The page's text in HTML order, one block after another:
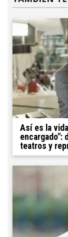
Así es la
encargado":
teatros y